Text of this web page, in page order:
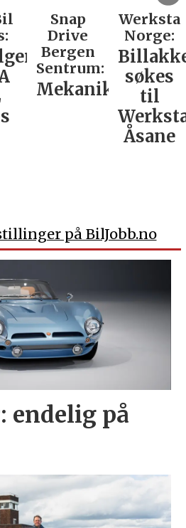
Snap
Drive
Bergen
Sentrum:
Mekaniker
Werksta
Norge:
søkes
til
Åsane
på BilJobb.no
endelig på